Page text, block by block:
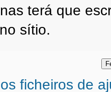
terá que
sítio.
ficheiros de